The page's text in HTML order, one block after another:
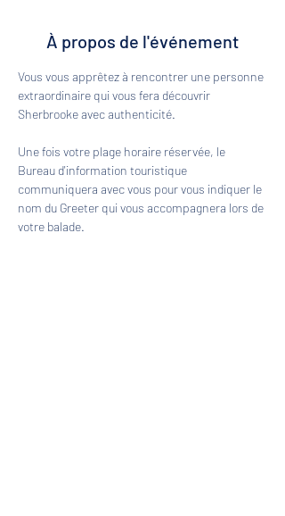
À propos de l'événement
Vous vous apprêtez à rencontrer une personne
extraordinaire qui vous fera découvrir
Sherbrooke avec authenticité.
Une fois votre plage horaire réservée, le
Bureau d'information touristique
communiquera avec vous pour vous indiquer le
nom du Greeter qui vous accompagnera lors de
votre balade.